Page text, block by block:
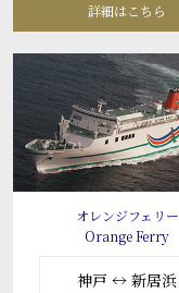
詳細はこちら
オレンジフェリー
Orange Ferry
神戸 ↔ 新居浜